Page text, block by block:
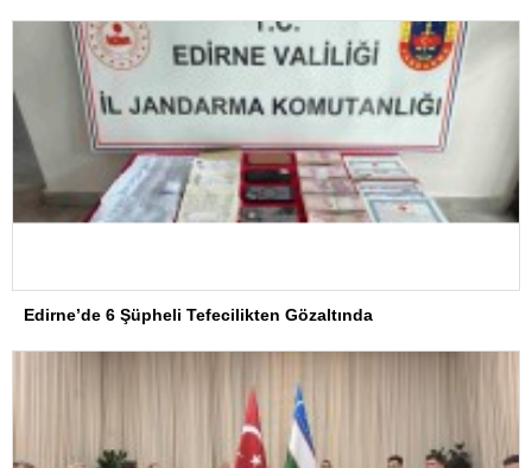
Edirne’de 6 Şüpheli Tefecilikten Gözaltında